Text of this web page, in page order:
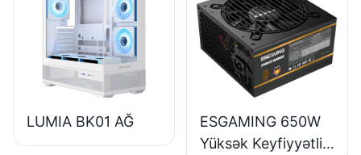
LUMIA BK01 AĞ
ESGAMING 650W
Yüksək Keyfiyyətli